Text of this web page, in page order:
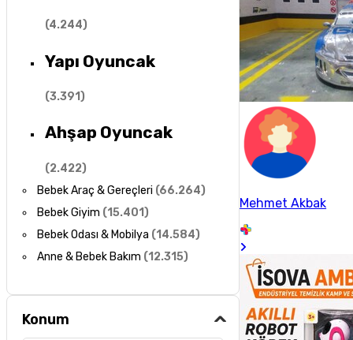
(4.244)
Yapı Oyuncak
(3.391)
Ahşap Oyuncak
(2.422)
Bebek Araç & Gereçleri (66.264)
Bebek Giyim (15.401)
Bebek Odası & Mobilya (14.584)
Anne & Bebek Bakım (12.315)
Konum
Mehmet Akbak